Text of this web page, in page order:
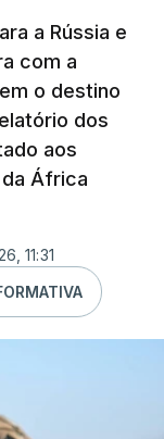
a Rússia e
com a
o destino
dos
aos
África
11:31